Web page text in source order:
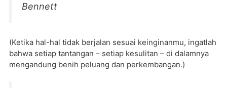
Bennett
(Ketika hal-hal tidak berjalan sesuai keinginanmu, ingatlah
bahwa setiap tantangan – setiap kesulitan – di dalamnya
mengandung benih peluang dan perkembangan.)